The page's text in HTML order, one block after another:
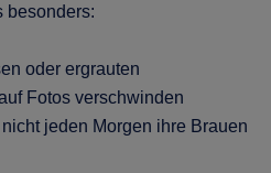
besonders:
oder ergrauten
Fotos verschwinden
jeden Morgen ihre Brauen